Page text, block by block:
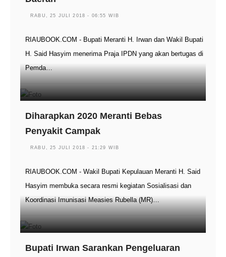
RABU, 25 JULI 2018 - 06:55 WIB
RIAUBOOK.COM - Bupati Meranti H. Irwan dan Wakil Bupati
H. Said Hasyim menerima Praja IPDN yang akan bertugas di
Pemda…
Diharapkan 2020 Meranti Bebas
Penyakit Campak
RABU, 25 JULI 2018 - 21:29 WIB
RIAUBOOK.COM - Wakil Bupati Kepulauan Meranti H. Said
Hasyim membuka secara resmi kegiatan Sosialisasi dan
Koordinasi Imunisasi Measies Rubella (MR)…
Bupati Irwan Sarankan Pengeluaran